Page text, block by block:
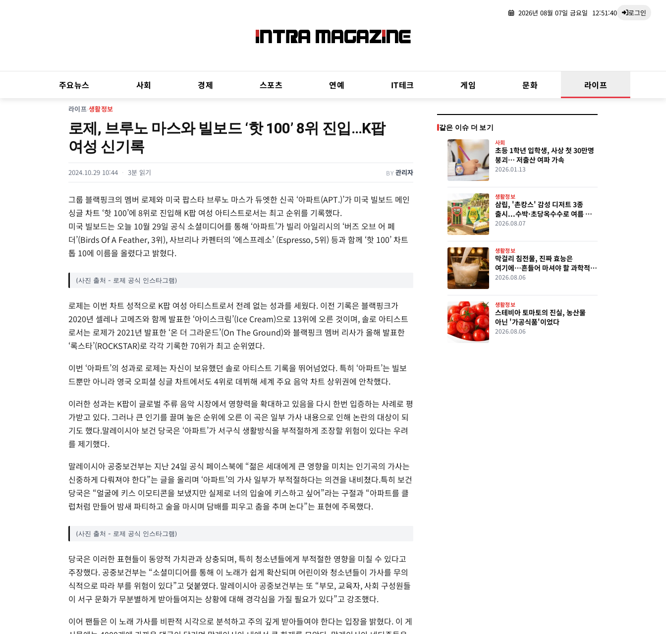
2026년 08월 07일 금요일 12:51:41 로그인
주요뉴스 사회 경제 스포츠 연예 IT테크 게임 문화 라이프
라이프›생활정보
로제, 브루노 마스와 빌보드 ‘핫 100’ 8위 진입…K팝
여성 신기록
2024.10.29 10:44 3분 읽기 BY 관리자
그룹 블랙핑크의 멤버 로제와 미국 팝스타 브루노 마스가 듀엣한 신곡 ‘아파트(APT.)’가 미국 빌보드 메인
싱글 차트 ‘핫 100’에 8위로 진입해 K팝 여성 아티스트로서는 최고 순위를 기록했다.
미국 빌보드는 오늘 10월 29일 공식 소셜미디어를 통해 ‘아파트’가 빌리 아일리시의 ‘버즈 오브 어 페
더’(Birds Of A Feather, 3위), 사브리나 카펜터의 ‘에스프레소’ (Espresso, 5위) 등과 함께 ‘핫 100’ 차트
톱 10에 이름을 올렸다고 밝혔다.
(사진 출처 - 로제 공식 인스타그램)
로제는 이번 차트 성적으로 K팝 여성 아티스트로서 전례 없는 성과를 세웠다. 이전 기록은 블랙핑크가
2020년 셀레나 고메즈와 함께 발표한 ‘아이스크림’(Ice Cream)으로 13위에 오른 것이며, 솔로 아티스트
로서는 로제가 2021년 발표한 ‘온 더 그라운드’(On The Ground)와 블랙핑크 멤버 리사가 올해 발표한
‘록스타’(ROCKSTAR)로 각각 기록한 70위가 최고 순위였다.
이번 ‘아파트’의 성과로 로제는 자신이 보유했던 솔로 아티스트 기록을 뛰어넘었다. 특히 ‘아파트’는 빌보
드뿐만 아니라 영국 오피셜 싱글 차트에서도 4위로 데뷔해 세계 주요 음악 차트 상위권에 안착했다.
이러한 성과는 K팝이 글로벌 주류 음악 시장에서 영향력을 확대하고 있음을 다시 한번 입증하는 사례로 평
가받고 있다. 그러나 큰 인기를 끌며 높은 순위에 오른 이 곡은 일부 가사 내용으로 인해 논란의 대상이 되
기도 했다.말레이시아 보건 당국은 ‘아파트’가 서구식 생활방식을 부적절하게 조장할 위험이 있다는 우려
를 제기했다.
말레이시아 공중보건부는 지난 24일 공식 페이스북에 “젊은 세대에게 큰 영향을 미치는 인기곡의 가사는
신중하게 다뤄져야 한다”는 글을 올리며 ‘아파트’의 가사 일부가 부적절하다는 의견을 내비쳤다.특히 보건
당국은 “얼굴에 키스 이모티콘을 보냈지만 실제로 너의 입술에 키스하고 싶어”라는 구절과 “아파트를 클
럽처럼 만들어 밤새 파티하고 술을 마시며 담배를 피우고 춤을 추며 논다”는 표현에 주목했다.
(사진 출처 - 로제 공식 인스타그램)
당국은 이러한 표현들이 동양적 가치관과 상충되며, 특히 청소년들에게 부적절한 영향을 미칠 수 있다고
주장했다. 공중보건부는 “소셜미디어를 통해 이 노래가 쉽게 확산되며 어린이와 청소년들이 가사를 무의
식적으로 따라 부를 위험이 있다”고 덧붙였다. 말레이시아 공중보건부는 또 “부모, 교육자, 사회 구성원들
이 서구 문화가 무분별하게 받아들여지는 상황에 대해 경각심을 가질 필요가 있다”고 강조했다.
이어 팬들은 이 노래 가사를 비판적 시각으로 분석하고 주의 깊게 받아들여야 한다는 입장을 밝혔다. 이 게
같은 이슈 더 보기
사회
초등 1학년 입학생, 사상 첫 30만명
붕괴… 저출산 여파 가속
2026.01.13
생활정보
삼립, '촌캉스' 감성 디저트 3종
출시...수박·초당옥수수로 여름 맛
살렸다
2026.08.07
생활정보
막걸리 침전물, 진짜 효능은
여기에…흔들어 마셔야 할 과학적
이유
2026.08.06
생활정보
스테비아 토마토의 진실, 농산물
아닌 '가공식품'이었다
2026.08.06